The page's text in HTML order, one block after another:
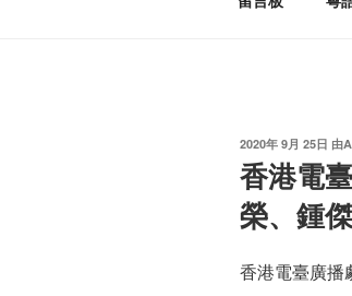
发
布
于
2020年 9月 25日 由
香港電
榮、鍾
香港電臺廣播